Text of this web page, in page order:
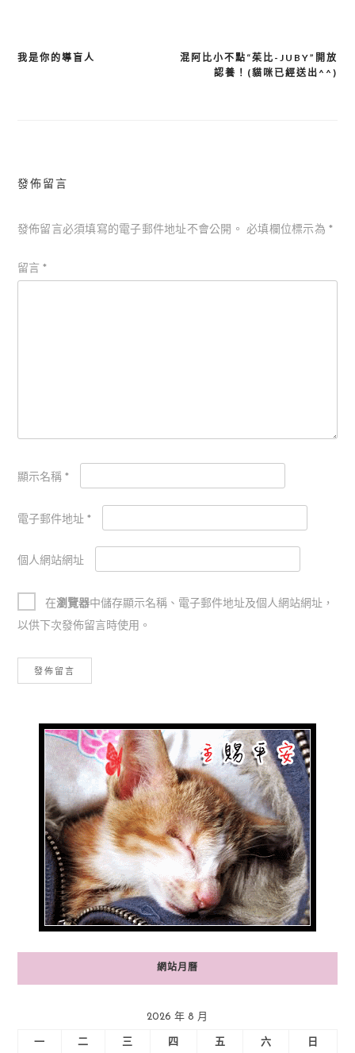
文
混阿比小不點“茱比-JUBY”開放
認養！(貓咪已經送出^^)
我是你的導盲人
發佈留言
發佈留言必須填寫的電子郵件地址不會公開。 必填欄位標示為*
留言 *
顯示名稱 *
電子郵件地址 *
個人網站網址
在瀏覽器中儲存顯示名稱、電子郵件地址及個人網站網址，
以供下次發佈留言時使用。
網站月曆
2026 年 8 月
一 二 三 四 五 六 日